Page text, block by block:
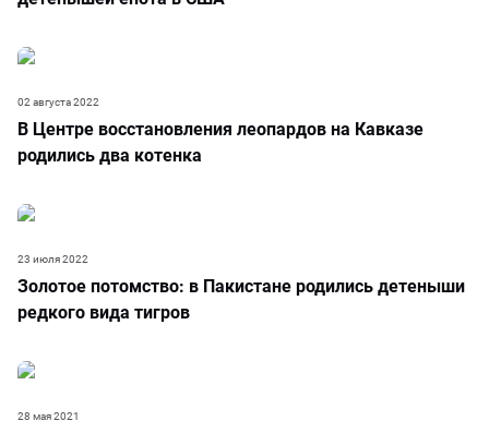
В Центре восстановления леопардов на Кавказе
родились два котенка
02 августа 2022
Золотое потомство: в Пакистане родились детеныши
редкого вида тигров
23 июля 2022
28 мая 2021